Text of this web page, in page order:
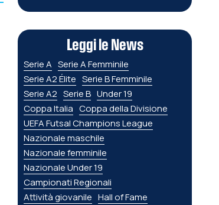
Leggi le News
Serie A Serie A Femminile
Serie A2 Élite Serie B Femminile
Serie A2 Serie B Under 19
Coppa Italia Coppa della Divisione
UEFA Futsal Champions League
Nazionale maschile
Nazionale femminile
Nazionale Under 19
Campionati Regionali
Attività giovanile Hall of Fame